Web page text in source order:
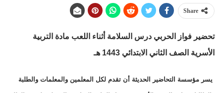
Share
تحضير فواز الحربي درس السلامة أثناء اللعب مادة التربية
الأسرية الصف الثاني الابتدائي 1443 هـ
يسر مؤسسة التحاضير الحديثة أن تقدم لكل المعلمين والمعلمات والطلبة